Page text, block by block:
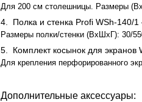
Для 200 см столешницы. Размеры
4. Полка и стенка Profi WSh-140/1
Размеры полки/стенки (ВхШхГ): 30/
5. Комплект косынок для экранов
Для крепления перфорированного
Дополнительные аксессуары: